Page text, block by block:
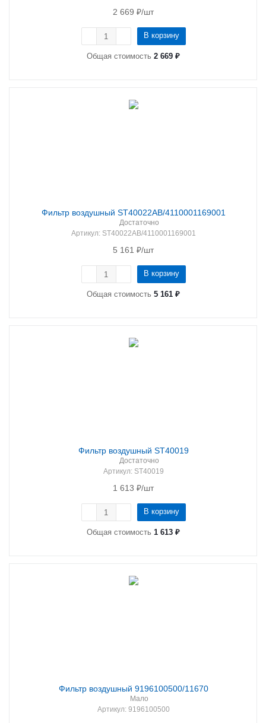
2 669 ₽/шт
В корзину
Общая стоимость 2 669 ₽
Фильтр воздушный ST40022AB/4110001169001
Достаточно
Артикул: ST40022AB/4110001169001
5 161 ₽/шт
В корзину
Общая стоимость 5 161 ₽
Фильтр воздушный ST40019
Достаточно
Артикул: ST40019
1 613 ₽/шт
В корзину
Общая стоимость 1 613 ₽
Фильтр воздушный 9196100500/11670
Мало
Артикул: 9196100500